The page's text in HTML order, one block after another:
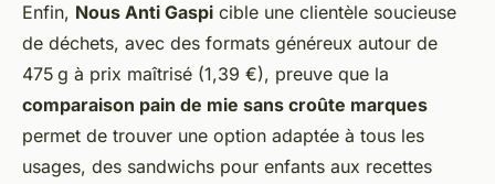
Enfin, Nous Anti Gaspi cible une clientèle soucieuse
de déchets, avec des formats généreux autour de
475 g à prix maîtrisé (1,39 €), preuve que la
comparaison pain de mie sans croûte marques
permet de trouver une option adaptée à tous les
usages, des sandwichs pour enfants aux recettes